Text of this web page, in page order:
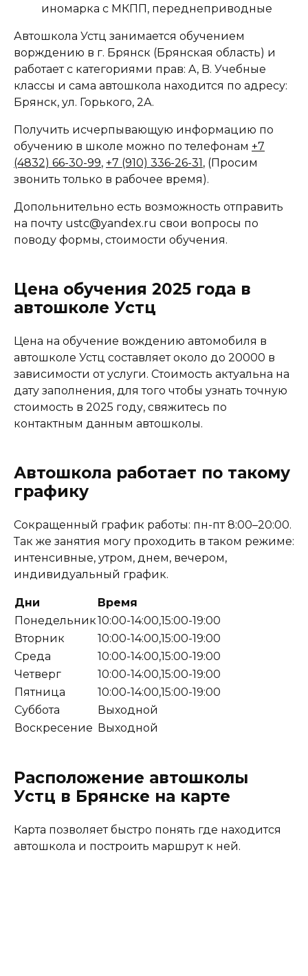
иномарка с МКПП, переднеприводные
Автошкола Устц занимается обучением
ворждению в г. Брянск (Брянская область) и
работает с категориями прав: A, B. Учебные
классы и сама автошкола находится по адресу:
Брянск, ул. Горького, 2А.
Получить исчерпывающую информацию по
обучению в школе можно по телефонам +7
(4832) 66-30-99, +7 (910) 336-26-31 , (Просим
звонить только в рабочее время).
Допольнительно есть возможность отправить
на почту ustc@yandex.ru свои вопросы по
поводу формы, стоимости обучения.
Цена обучения 2025 года в
автошколе Устц
Цена на обучение вождению автомобиля в
автошколе Устц составляет около до 20000 в
зависимости от услуги. Стоимость актуальна на
дату заполнения, для того чтобы узнать точную
стоимость в 2025 году, свяжитесь по
контактным данным автошколы.
Автошкола работает по такому
графику
Сокращенный график работы: пн-пт 8:00–20:00.
Так же занятия могу проходить в таком режиме:
интенсивные, утром, днем, вечером,
индивидуальный график.
Дни
Время
Понедельник10:00-14:00,15:00-19:00
Вторник
10:00-14:00,15:00-19:00
Среда
10:00-14:00,15:00-19:00
Четверг
10:00-14:00,15:00-19:00
Пятница
10:00-14:00,15:00-19:00
Суббота
Выходной
Воскресение Выходной
Расположение автошколы
Устц в Брянске на карте
Карта позволяет быстро понять где находится
автошкола и построить маршрут к ней.